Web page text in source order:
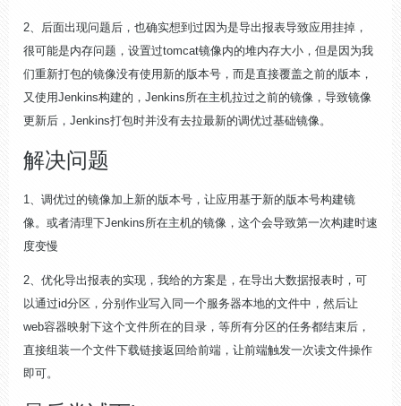
2、后面出现问题后，也确实想到过因为是导出报表导致应用挂掉，
很可能是内存问题，设置过tomcat镜像内的堆内存大小，但是因为我
们重新打包的镜像没有使用新的版本号，而是直接覆盖之前的版本，
又使用Jenkins构建的，Jenkins所在主机拉过之前的镜像，导致镜像
更新后，Jenkins打包时并没有去拉最新的调优过基础镜像。
解决问题
1、调优过的镜像加上新的版本号，让应用基于新的版本号构建镜
像。或者清理下Jenkins所在主机的镜像，这个会导致第一次构建时速
度变慢
2、优化导出报表的实现，我给的方案是，在导出大数据报表时，可
以通过id分区，分别作业写入同一个服务器本地的文件中，然后让
web容器映射下这个文件所在的目录，等所有分区的任务都结束后，
直接组装一个文件下载链接返回给前端，让前端触发一次读文件操作
即可。